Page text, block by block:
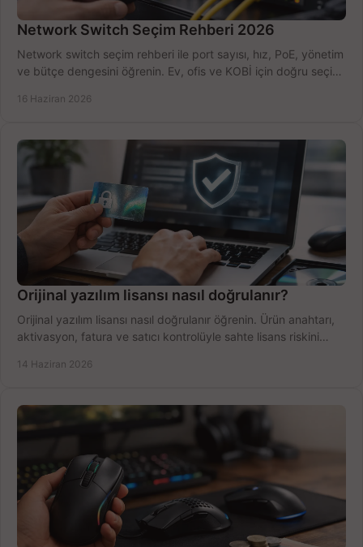
Network Switch Seçim Rehberi 2026
Network switch seçim rehberi ile port sayısı, hız, PoE, yönetim
ve bütçe dengesini öğrenin. Ev, ofis ve KOBİ için doğru seçimi
16 Haziran 2026
Orijinal yazılım lisansı nasıl doğrulanır?
Orijinal yazılım lisansı nasıl doğrulanır öğrenin. Ürün anahtarı,
aktivasyon, fatura ve satıcı kontrolüyle sahte lisans riskini
14 Haziran 2026